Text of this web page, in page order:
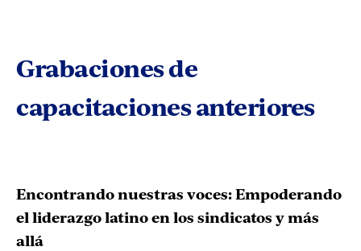
Grabaciones de
capacitaciones anteriores
Encontrando nuestras voces: Empoderando
el liderazgo latino en los sindicatos y más
allá